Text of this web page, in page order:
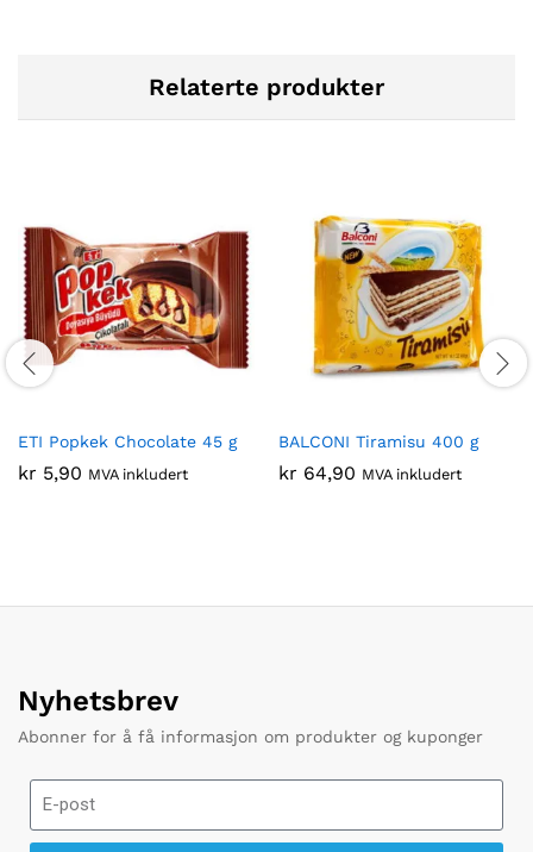
Relaterte produkter
ETI Popkek Chocolate 45 g
kr 5,90 MVA inkludert
BALCONI Tiramisu 400 g
kr 64,90 MVA inkludert
Nyhetsbrev
Abonner for å få informasjon om produkter og kuponger